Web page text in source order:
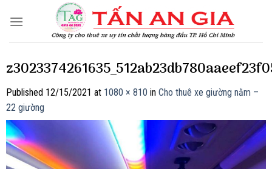
Published 12/15/2021 at 1080 × 810 in Cho thuê xe giường nằm –
22 giường